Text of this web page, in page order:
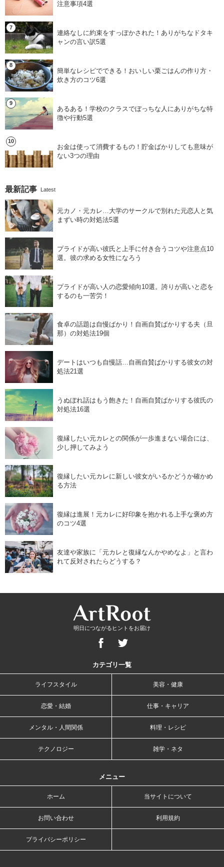
注意事項4選
連絡なしに約束をすっぽかされた！ありがちなドタキ
ャンの言い訳5選
簡単なレシピでできる！おいしい栗ごはんの作り方・
炊き方のコツ6選
あるある！学校のクラスでぼっちな人にありがちな特
徴や行動5選
お金は使って消費するもの！貯金ばかりしても意味が
ない3つの理由
最新記事 Latest
元カノ・元カレ…大学のサークルで別れた元恋人と気
まずい時の対処法5選
プライドが高い彼氏と上手に付き合うコツや注意点10
選。彼の求める女性になろう
プライドが高い人の恋愛傾向10選。誇りが高いと恋を
するのも一苦労！
食卓の話題は自慢ばかり！自画自賛ばかりする夫（旦
那）の対処法19個
デートはいつも自慢話…自画自賛ばかりする彼女の対
処法21選
うぬぼれ話はもう飽きた！自画自賛ばかりする彼氏の
対処法16選
復縁したい元カレとの関係が一歩進まない場合には、
少し押してみよう
復縁したい元カレに新しい彼女がいるかどうか確かめ
る方法
復縁は進展！元カレに好印象を抱かれる上手な褒め方
のコツ4選
友達や家族に「元カレと復縁なんかやめなよ」と言わ
れて反対されたらどうする？
明日につながるヒントをお届け
カテゴリ一覧
ライフスタイル 美容・健康
恋愛・結婚 仕事・キャリア
メンタル・人間関係 料理・レシピ
テクノロジー 雑学・ネタ
メニュー
ホーム 当サイトについて
お問い合わせ 利用規約
プライバシーポリシー